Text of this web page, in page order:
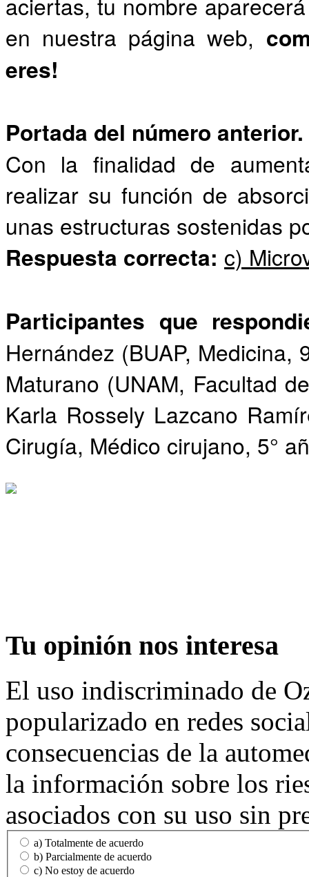
en nuestra página web,
eres!
Portada del número anterior.
Con la finalidad de
realizar su función de
unas estructuras sostenidas
Respuesta correcta: c)
Participantes que
Hernández (BUAP, Medicina,
Maturano (UNAM, Facultad
Karla Rossely Lazcano
Cirugía, Médico cirujano, 5°
Tu opinión nos interesa
El uso indiscriminado de
popularizado en redes
consecuencias de la
la información sobre los
asociados con su uso sin
a) Totalmente de acuerdo
b) Parcialmente de acuerdo
c) No estoy de acuerdo